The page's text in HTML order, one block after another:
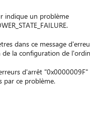
indique un problème
dans ce message
de la configuration de
d'arrêt
par ce problème.